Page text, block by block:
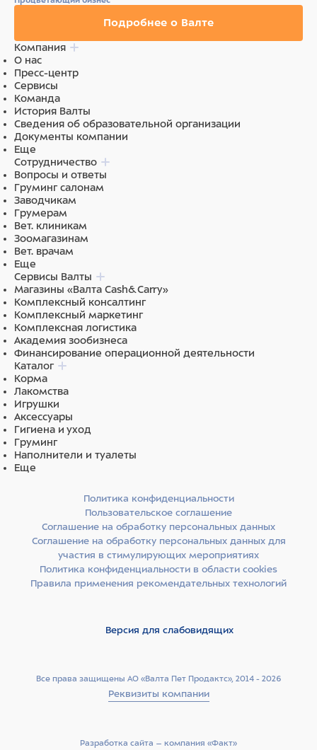
Подробнее о Валте
Компания
О нас
Пресс-центр
Сервисы
Команда
История Валты
Сведения об образовательной организации
Документы компании
Еще
Сотрудничество
Вопросы и ответы
Груминг салонам
Заводчикам
Грумерам
Вет. клиникам
Зоомагазинам
Вет. врачам
Еще
Сервисы Валты
Магазины «Валта Cash&Carry»
Комплексный консалтинг
Комплексный маркетинг
Комплексная логистика
Академия зообизнеса
Финансирование операционной деятельности
Каталог
Корма
Лакомства
Игрушки
Аксессуары
Гигиена и уход
Груминг
Наполнители и туалеты
Еще
Все права защищены АО «Валта Пет Продактс», 2014 - 2026
Реквизиты компании
Политика конфиденциальности
Пользовательское соглашение
Соглашение на обработку персональных данных
Соглашение на обработку персональных данных для
участия в стимулирующих мероприятиях
Политика конфиденциальности в области cookies
Правила применения рекомендательных технологий
Версия для слабовидящих
Разработка сайта –­ компания «Факт»